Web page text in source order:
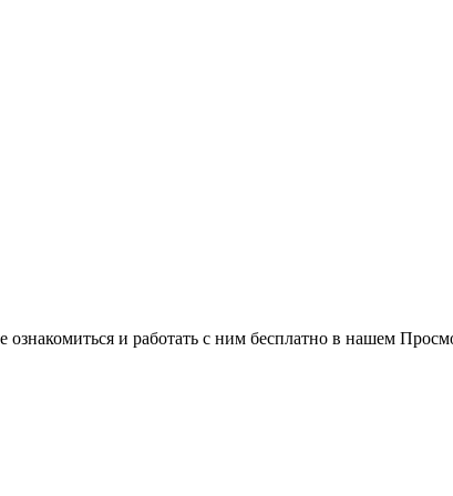
и работать с ним бесплатно в нашем